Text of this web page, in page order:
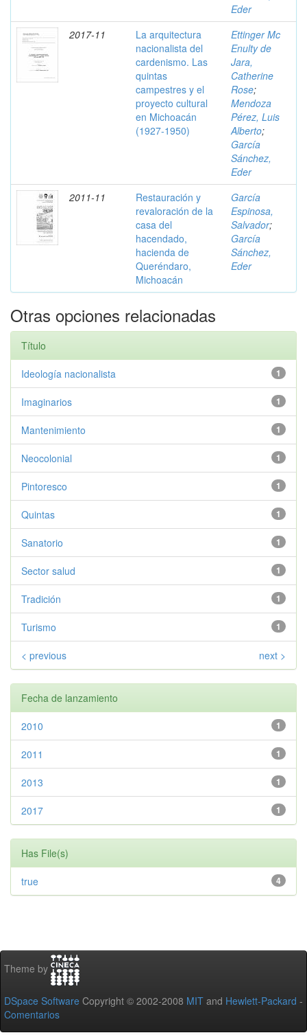
Eder
2017-11
La arquitectura
nacionalista del
cardenismo. Las
quintas
campestres y el
proyecto cultural
en Michoacán
(1927-1950)
Ettinger Mc
Enulty de
Jara,
Catherine
Rose;
Mendoza
Pérez, Luis
Alberto;
García
Sánchez,
Eder
2011-11
Restauración y
revaloración de la
casa del
hacendado,
hacienda de
Queréndaro,
Michoacán
García
Espinosa,
Salvador;
García
Sánchez,
Eder
Otras opciones relacionadas
Título
1
Ideología nacionalista
1
Imaginarios
1
Mantenimiento
1
Neocolonial
1
Pintoresco
1
Quintas
1
Sanatorio
1
Sector salud
1
Tradición
1
Turismo
< previous next >
Fecha de lanzamiento
1
2010
1
2011
1
2013
1
2017
Has File(s)
4
true
Theme by
DSpace Software Copyright © 2002-2008 MIT and Hewlett-Packard -
Comentarios